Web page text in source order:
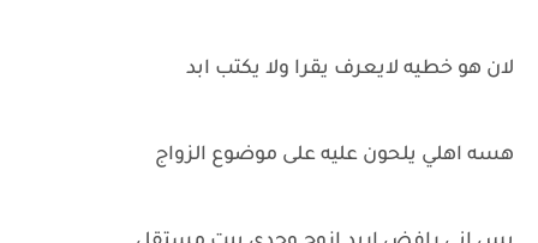
لان هو خطيه لايعرف يقرا ولا يكتب ابد
هسه اهلي يلحون عليه على موضوع الزواج